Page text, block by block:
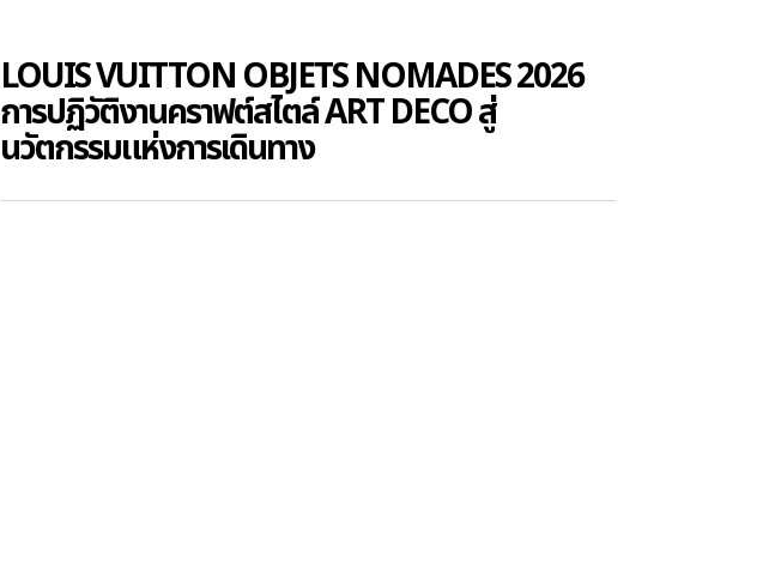
LOUIS VUITTON OBJETS NOMADES 2026
การปฏิวัติงานคราฟต์สไตล์ ART DECO สู่
นวัตกรรมแห่งการเดินทาง